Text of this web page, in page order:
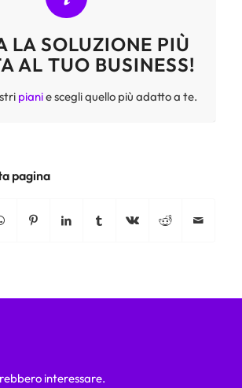
LA SOLUZIONE PIÙ
AL TUO BUSINESS!
pianie scegli quello più adatto a te.
pagina
interessare.